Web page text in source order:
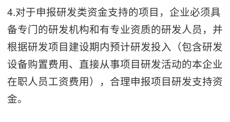
4.对于申报研发类资金支持的项目，企业必须具
备专门的研发机构和有专业资质的研发人员，并
根据研发项目建设期内预计研发投入（包含研发
设备购置费用、直接从事项目研发活动的本企业
在职人员工资费用），合理申报项目研发支持资
金。